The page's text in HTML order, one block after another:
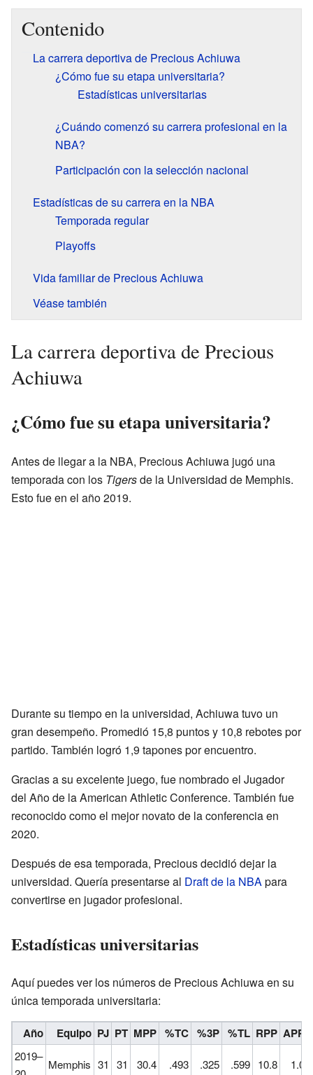
Contenido
La carrera deportiva de Precious Achiuwa
¿Cómo fue su etapa universitaria?
Estadísticas universitarias
¿Cuándo comenzó su carrera profesional en la
NBA?
Participación con la selección nacional
Estadísticas de su carrera en la NBA
Temporada regular
Playoffs
Vida familiar de Precious Achiuwa
Véase también
La carrera deportiva de Precious
Achiuwa
¿Cómo fue su etapa universitaria?
Antes de llegar a la NBA, Precious Achiuwa jugó una
temporada con los Tigersde la Universidad de Memphis.
Esto fue en el año 2019.
Durante su tiempo en la universidad, Achiuwa tuvo un
gran desempeño. Promedió 15,8 puntos y 10,8 rebotes por
partido. También logró 1,9 tapones por encuentro.
Gracias a su excelente juego, fue nombrado el Jugador
del Año de la American Athletic Conference. También fue
reconocido como el mejor novato de la conferencia en
2020.
Después de esa temporada, Precious decidió dejar la
universidad. Quería presentarse al Draft de la NBApara
convertirse en jugador profesional.
Estadísticas universitarias
Aquí puedes ver los números de Precious Achiuwa en su
única temporada universitaria:
Año Equipo PJ PT MPP %TC %3P %TL RPP APP
2019–
Memphis 31 31 30.4 .493 .325 .599 10.8 1.0